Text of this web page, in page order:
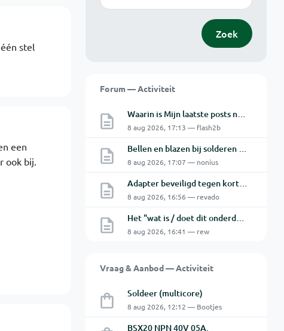
Zoek
Forum — Activiteit
Waarin is Mijn laatste posts niet Mijn laatste posts ?
8 aug 2026, 17:13 — flash2b
Bellen en blazen bij solderen van Chinese PCBs
8 aug 2026, 17:07 — nonius
Adapter beveiligd tegen kortsluiting maar toch defect?
8 aug 2026, 16:56 — revado
Het "wat is / doet dit onderdeel" topic Deel 12
8 aug 2026, 16:41 — rew
Vraag & Aanbod — Activiteit
Soldeer (multicore)
8 aug 2026, 12:12 — Bootjes
BSX20 NPN 40V 05A.
stel
een
ook bij.